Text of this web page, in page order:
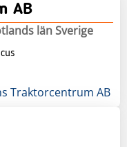
AB
län Sverige
Traktorcentrum AB